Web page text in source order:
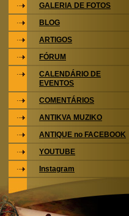
GALERIA DE FOTOS
BLOG
ARTIGOS
FÓRUM
CALENDÁRIO DE
EVENTOS
COMENTÁRIOS
ANTIKVA MUZIKO
ANTIQUE no FACEBOOK
YOUTUBE
Instagram